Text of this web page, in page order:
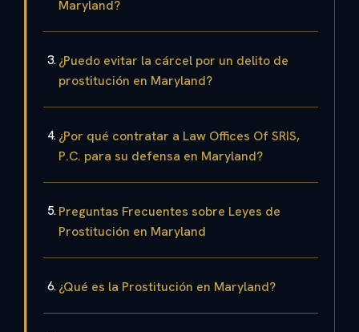
Maryland?
¿Puedo evitar la cárcel por un delito de
prostitución en Maryland?
¿Por qué contratar a Law Offices Of SRIS,
P.C. para su defensa en Maryland?
Preguntas Frecuentes sobre Leyes de
Prostitución en Maryland
¿Qué es la Prostitución en Maryland?